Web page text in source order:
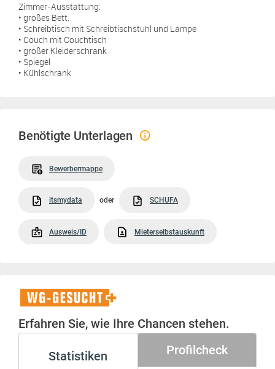
Zimmer-Ausstattung:
• großes Bett.
• Schreibtisch mit Schreibtischstuhl und Lampe
• Couch mit Couchtisch
• großer Kleiderschrank
• Spiegel
• Kühlschrank
Benötigte Unterlagen
Bewerbermappe
itsmydata oder SCHUFA
Ausweis/ID Mieterselbstauskunft
WG-
Gesucht+
Erfahren Sie, wie Ihre Chancen stehen.
Statistiken Profilcheck